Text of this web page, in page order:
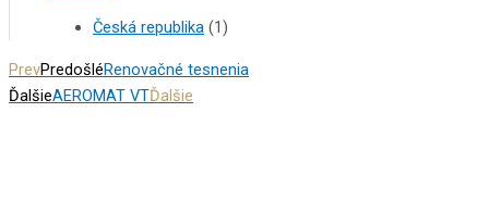
Česká republika (1)
PrevPredošléRenovačné tesnenia
ĎalšieAEROMAT VTĎalšie